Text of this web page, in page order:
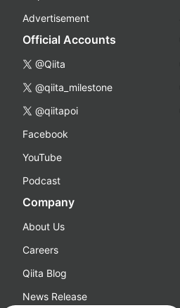
Advertisement
Official Accounts
@Qiita
@qiita_milestone
@qiitapoi
Facebook
YouTube
Podcast
Company
About Us
Careers
Qiita Blog
News Release